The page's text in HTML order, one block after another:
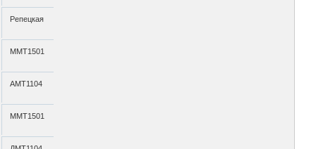
Репецкая
ММТ1501
АМТ1104
ММТ1501